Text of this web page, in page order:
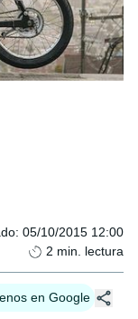
: 05/10/2015 12:00
2 min. lectura
en Google